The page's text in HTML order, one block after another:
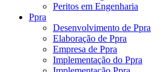
Peritos em Engenharia
Ppra
Desenvolvimento de Ppra
Elaboração de Ppra
Empresa de Ppra
Implementação do Ppra